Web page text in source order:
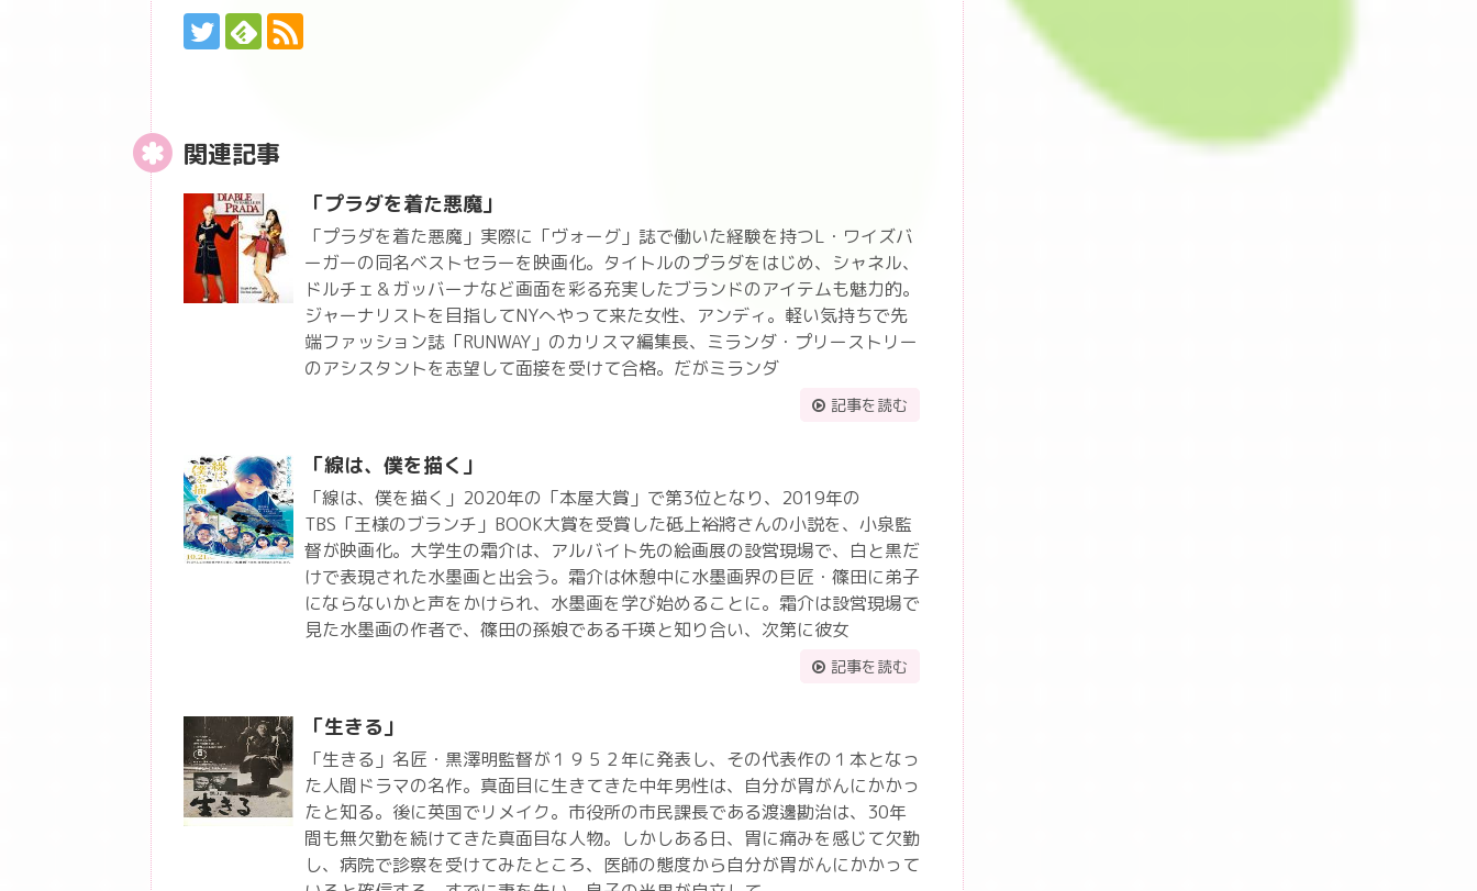
関連記事
「プラダを着た悪魔」
「プラダを着た悪魔」実際に「ヴォーグ」誌で働いた経験を持つL・ワイズバ
ーガーの同名ベストセラーを映画化。タイトルのプラダをはじめ、シャネル、
ドルチェ＆ガッバーナなど画面を彩る充実したブランドのアイテムも魅力的。
ジャーナリストを目指してNYへやって来た女性、アンディ。軽い気持ちで先
端ファッション誌「RUNWAY」のカリスマ編集長、ミランダ・プリーストリー
のアシスタントを志望して面接を受けて合格。だがミランダ
記事を読む
「線は、僕を描く」
「線は、僕を描く」2020年の「本屋大賞」で第3位となり、2019年の
TBS「王様のブランチ」BOOK大賞を受賞した砥上裕將さんの小説を、小泉監
督が映画化。大学生の霜介は、アルバイト先の絵画展の設営現場で、白と黒だ
けで表現された水墨画と出会う。霜介は休憩中に水墨画界の巨匠・篠田に弟子
にならないかと声をかけられ、水墨画を学び始めることに。霜介は設営現場で
見た水墨画の作者で、篠田の孫娘である千瑛と知り合い、次第に彼女
記事を読む
「生きる」
「生きる」名匠・黒澤明監督が１９５２年に発表し、その代表作の１本となっ
た人間ドラマの名作。真面目に生きてきた中年男性は、自分が胃がんにかかっ
たと知る。後に英国でリメイク。市役所の市民課長である渡邊勘治は、30年
間も無欠勤を続けてきた真面目な人物。しかしある日、胃に痛みを感じて欠勤
し、病院で診察を受けてみたところ、医師の態度から自分が胃がんにかかって